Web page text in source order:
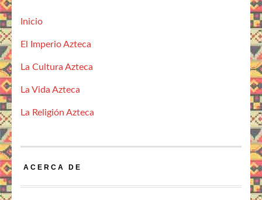
Inicio
El Imperio Azteca
La Cultura Azteca
La Vida Azteca
La Religión Azteca
ACERCA DE